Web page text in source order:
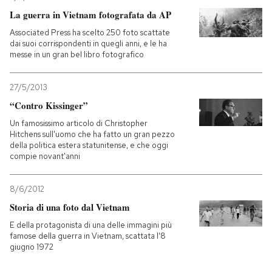
La guerra in Vietnam fotografata da AP
Associated Press ha scelto 250 foto scattate
dai suoi corrispondenti in quegli anni, e le ha
messe in un gran bel libro fotografico
27/5/2013
“Contro Kissinger”
Un famosissimo articolo di Christopher
Hitchens sull'uomo che ha fatto un gran pezzo
della politica estera statunitense, e che oggi
compie novant'anni
8/6/2012
Storia di una foto dal Vietnam
E della protagonista di una delle immagini più
famose della guerra in Vietnam, scattata l'8
giugno 1972